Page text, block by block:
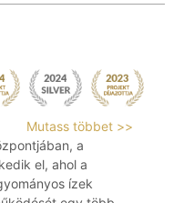
Mutass többet >>
a
el, ahol a
ízek